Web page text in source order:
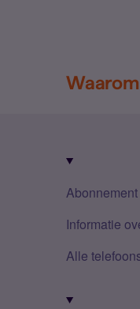
Informatie
Alle